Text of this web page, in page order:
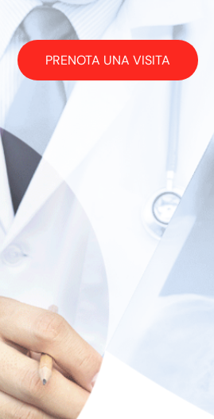
PRENOTA UNA VISITA